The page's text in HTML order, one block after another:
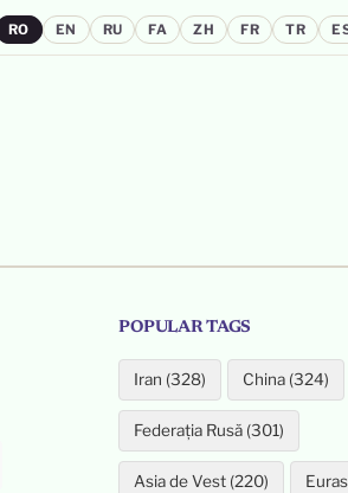
RO EN RU FA ZH FR TR
POPULAR TAGS
Iran (328) China (324)
Federația Rusă (301)
Asia de Vest (220)